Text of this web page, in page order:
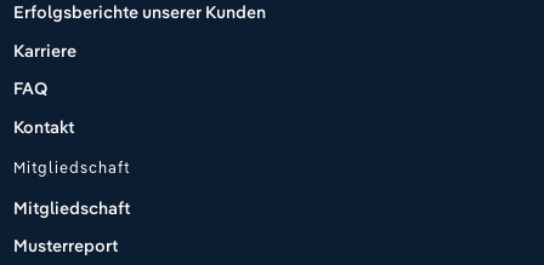
Erfolgsberichte unserer Kunden
Karriere
FAQ
Kontakt
Mitgliedschaft
Mitgliedschaft
Musterreport